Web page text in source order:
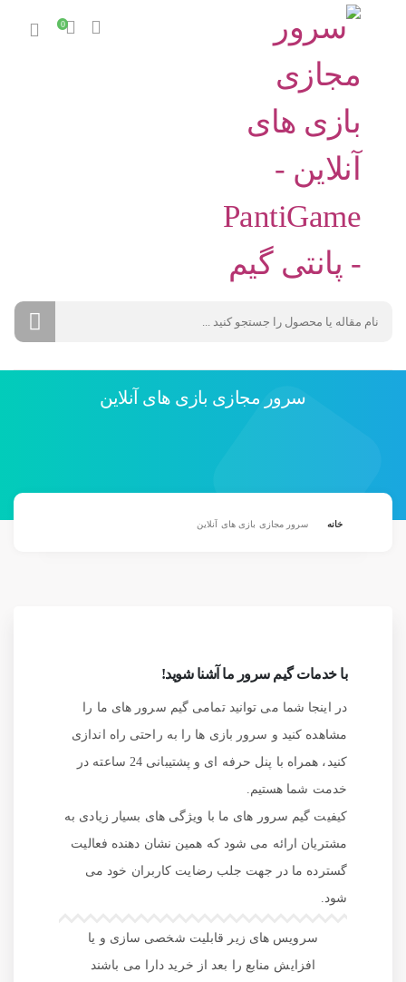
0
سرور مجازی بازی های آنلاین
خانه سرور مجازی بازی های آنلاین
با خدمات گیم سرور ما آشنا شوید!
در اینجا شما می توانید تمامی گیم سرور های ما را
مشاهده کنید و سرور بازی ها را به راحتی راه اندازی
کنید، همراه با پنل حرفه ای و پشتیبانی 24 ساعته در
خدمت شما هستیم.
کیفیت گیم سرور های ما با ویژگی های بسیار زیادی به
مشتریان ارائه می شود که همین نشان دهنده فعالیت
گسترده ما در جهت جلب رضایت کاربران خود می
شود.
سرویس های زیر قابلیت شخصی سازی و یا
افزایش منابع را بعد از خرید دارا می باشند